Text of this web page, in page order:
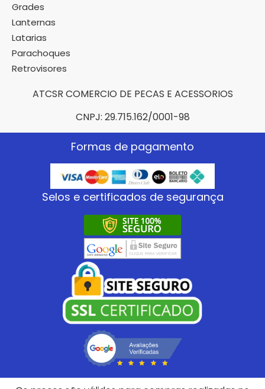
Grades
Lanternas
Latarias
Parachoques
Retrovisores
ATCSR COMERCIO DE PECAS E ACESSORIOS
CNPJ: 29.715.162/0001-98
Formas de pagamento
Selos e certificados de segurança